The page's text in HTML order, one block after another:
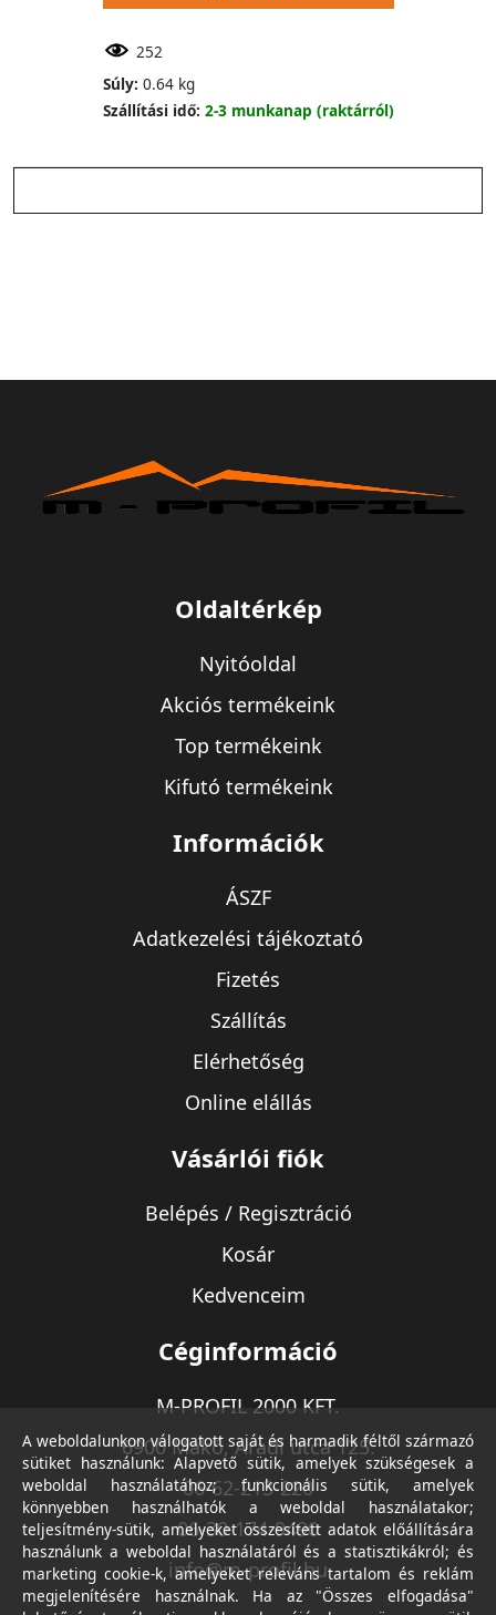
252
Súly: 0.64 kg
Szállítási idő: 2-3 munkanap (raktárról)
Oldaltérkép
Nyitóoldal
Akciós termékeink
Top termékeink
Kifutó termékeink
Információk
ÁSZF
Adatkezelési tájékoztató
Fizetés
Szállítás
Elérhetőség
Online elállás
Vásárlói fiók
Belépés / Regisztráció
Kosár
Kedvenceim
Céginformáció
M-PROFIL 2000 KFT.
6900 Makó, Aradi utca 125.
06-62-213-220
06-30-174-9490
info@m-profil.hu
A weboldalunkon válogatott saját és harmadik féltől származó
sütiket használunk: Alapvető sütik, amelyek szükségesek a
weboldal használatához; funkcionális sütik, amelyek
könnyebben használhatók a weboldal használatakor;
teljesítmény-sütik, amelyeket összesített adatok előállítására
használunk a weboldal használatáról és a statisztikákról; és
marketing cookie-k, amelyeket releváns tartalom és reklám
megjelenítésére használnak. Ha az "Összes elfogadása"